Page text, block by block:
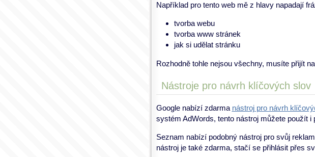
Například pro tento web mě z hlavy napadají
tvorba webu
tvorba www stránek
jak si udělat stránku
Rozhodně tohle nejsou všechny, musíte přijít
Nástroje pro návrh klíčových slov
Google nabízí zdarma nástroj pro návrh
systém AdWords, tento nástroj můžete použít i
Seznam nabízí podobný nástroj pro svůj
nástroj je také zdarma, stačí se přihlásit přes